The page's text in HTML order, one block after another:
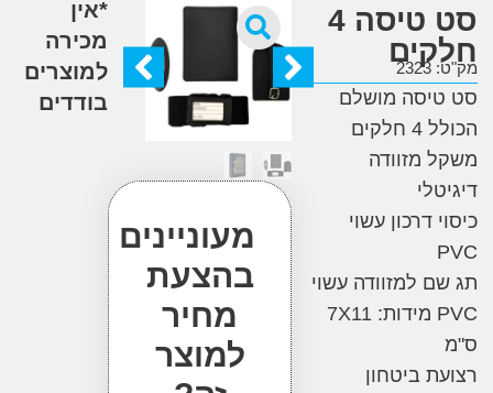
סט טיסה 4
מושלם
מזוודה
דרכון עשוי
למזוודה עשוי
PVC מידות: 7X11
ביטחון
מעוניינים
בהצעת
מחיר
למוצר
מכירה
למוצרים
בודדים